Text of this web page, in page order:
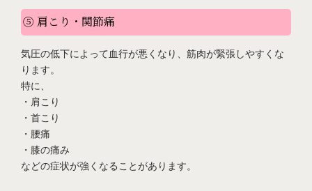
⑤ 肩こり・関節痛
気圧の低下によって血行が悪くなり、筋肉が緊張しやすくな
ります。
特に、
・肩こり
・首こり
・腰痛
・膝の痛み
などの症状が強くなることがあります。